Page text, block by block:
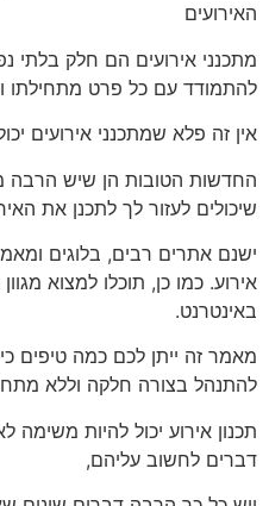
האירועים
מתכנני אירועים הם חלק בלתי
להתמודד עם כל פרט מתחילתו
אין זה פלא שמתכנני אירועים
החדשות הטובות הן שיש הרבה
שיכולים לעזור לך לתכנן את
ישנם אתרים רבים, בלוגים
אירוע. כמו כן, תוכלו למצוא
באינטרנט.
מאמר זה ייתן לכם כמה טיפים
להתנהל בצורה חלקה וללא
תכנון אירוע יכול להיות
דברים לחשוב עליהם,